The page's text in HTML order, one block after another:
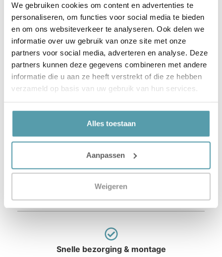
We gebruiken cookies om content en advertenties te
personaliseren, om functies voor social media te bieden
en om ons websiteverkeer te analyseren. Ook delen we
informatie over uw gebruik van onze site met onze
partners voor social media, adverteren en analyse. Deze
partners kunnen deze gegevens combineren met andere
informatie die u aan ze heeft verstrekt of die ze hebben
verzameld op basis van uw gebruik van hun services.
Alles toestaan
Aanpassen
Weigeren
Waarom Passie voor
Slapen?
Gecertificeerde slaapexperts
Snelle bezorging & montage